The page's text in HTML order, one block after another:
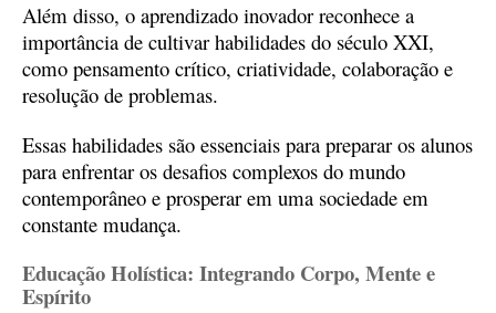
Além disso, o aprendizado inovador reconhece a
importância de cultivar habilidades do século XXI,
como pensamento crítico, criatividade, colaboração e
resolução de problemas.
Essas habilidades são essenciais para preparar os alunos
para enfrentar os desafios complexos do mundo
contemporâneo e prosperar em uma sociedade em
constante mudança.
Educação Holística: Integrando Corpo, Mente e
Espírito